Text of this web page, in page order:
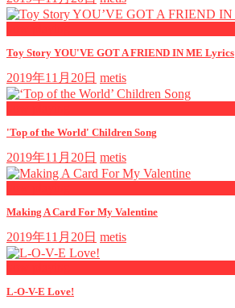
Toy Story YOU'VE GOT A FRIEND IN ME Lyrics
2019年11月20日 metis
'Top of the World' Children Song
2019年11月20日 metis
Making A Card For My Valentine
2019年11月20日 metis
L-O-V-E Love!